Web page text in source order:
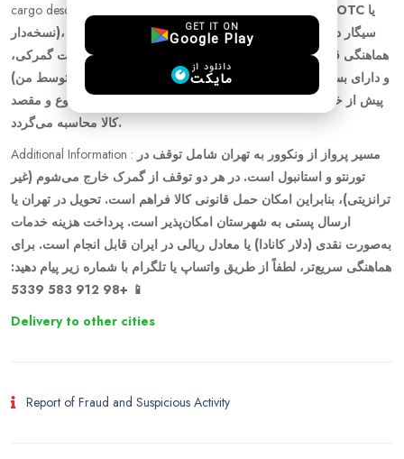
cargo description :
نسخه‌دار)، سیگار در حد مجاز، و سایر اقلام سبک، قانونی و غیرحجیم با
هماهنگی قبلی وجود دارد. اقلام باید کاملاً قانونی، بدون ممنوعیت گمرکی،
و دارای بسته‌بندی ایمن باشند. هزینه خرید کالا (در صورت تهیه توسط من)
پیش از خرید دریافت می‌شود. هزینه خدمات حمل بر اساس نوع و مقصد
کالا محاسبه می‌گردد.
Additional Information : مسیر پرواز از ونکوور به تهران شامل توقف در
تورنتو و استانبول است. در هر دو توقف از گمرک خارج می‌شوم (غیر
ترانزیتی)، بنابراین امکان حمل قانونی کالا فراهم است. تحویل در تهران یا
ارسال پستی به شهرستان امکان‌پذیر است. پرداخت هزینه خدمات
به‌صورت نقدی (دلار کانادا) یا معادل ریالی در ایران قابل انجام است. برای
هماهنگی سریع‌تر، لطفاً از طریق واتساپ یا تلگرام با شماره زیر پیام دهید:
📱 +98 912 583 5339
Delivery to other cities
Report of Fraud and Suspicious Activity
GET IT ON
Google Play
دانلود از
مایکت